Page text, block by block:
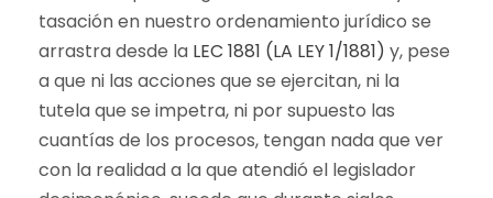
tasación en nuestro ordenamiento jurídico se
arrastra desde la LEC 1881 (LA LEY 1/1881) y, pese
a que ni las acciones que se ejercitan, ni la
tutela que se impetra, ni por supuesto las
cuantías de los procesos, tengan nada que ver
con la realidad a la que atendió el legislador